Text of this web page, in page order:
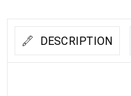
DESCRIPTION